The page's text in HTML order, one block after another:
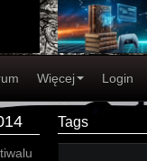
Więcej Login
Tags